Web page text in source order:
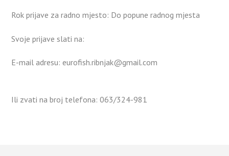
Rok prijave za radno mjesto: Do popune radnog mjesta
Svoje prijave slati na:
E-mail adresu: eurofish.ribnjak@gmail.com
Ili zvati na broj telefona: 063/324-981